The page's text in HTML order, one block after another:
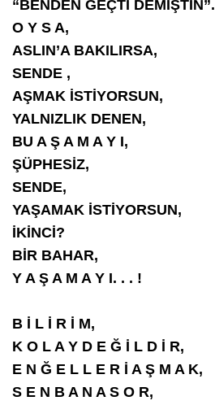
“BENDEN GEÇTİ DEMİŞTİN”.
O Y S A,
ASLIN’A BAKILIRSA,
SENDE ,
AŞMAK İSTİYORSUN,
YALNIZLIK DENEN,
BU A Ş A M A Y I,
ŞÜPHESİZ,
SENDE,
YAŞAMAK İSTİYORSUN,
İKİNCİ?
BİR BAHAR,
Y A Ş A M A Y I. . . !
B İ L İ R İ M,
K O L A Y D E Ğ İ L D İ R,
E N Ğ E L L E R İ A Ş M A K,
S E N B A N A S O R,